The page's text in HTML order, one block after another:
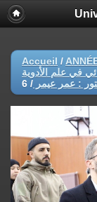
Accueil /
في علم الأدوية
: عمر عيمر /